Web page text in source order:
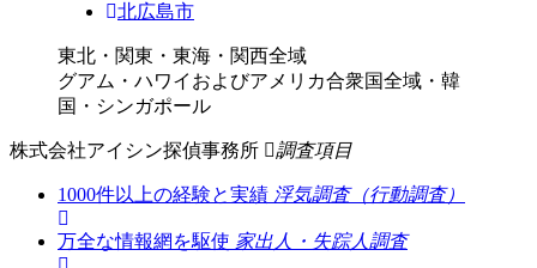
北広島市
東北・関東・東海・関西全域
グアム・ハワイおよびアメリカ合衆国全域・韓
国・シンガポール
株式会社アイシン探偵事務所 調査項目
1000件以上の経験と実績 浮気調査（行動調査）
万全な情報網を駆使 家出人・失踪人調査